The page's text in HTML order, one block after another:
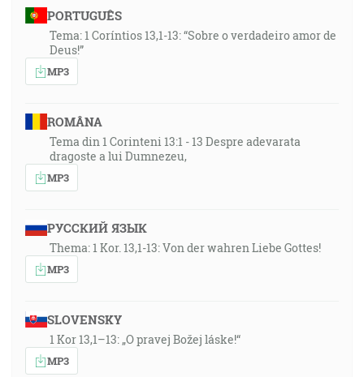
PORTUGUÊS
Tema: 1 Coríntios 13,1-13: “Sobre o verdadeiro amor de
Deus!”
MP3
ROMÂNA
Tema din 1 Corinteni 13:1 - 13 Despre adevarata
dragoste a lui Dumnezeu,
MP3
РУССКИЙ ЯЗЫК
Thema: 1 Kor. 13,1-13: Von der wahren Liebe Gottes!
MP3
SLOVENSKY
1 Kor 13,1–13: „O pravej Božej láske!“
MP3